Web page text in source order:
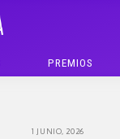
PREMIOS
1 JUNIO, 2026